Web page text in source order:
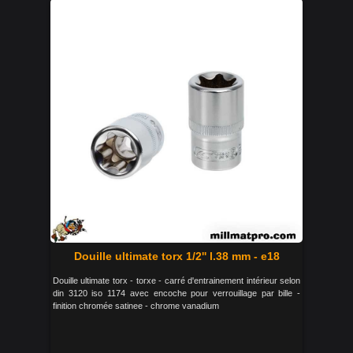
Douille ultimate torx 1/2'' l.38 mm - e18
Douille ultimate torx - torxe - carré d'entrainement intérieur selon
din 3120 iso 1174 avec encoche pour verrouillage par bille -
finition chromée satinee - chrome vanadium